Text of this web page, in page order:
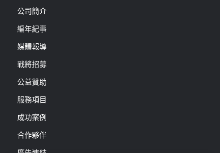
公司簡介
編年紀事
媒體報導
戰將招募
公益贊助
服務項目
成功案例
合作夥伴